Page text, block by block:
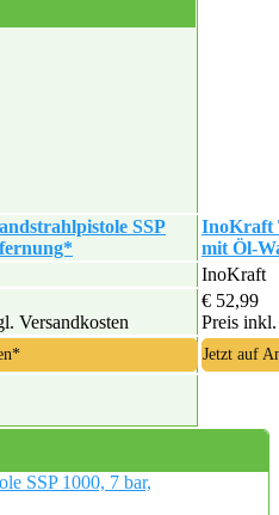
SSP
InoKraft
mit Öl-
InoKraft
Versandkosten
€ 52,99
Preis
Jetzt auf
SSP 1000, 7 bar,